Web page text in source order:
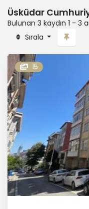
Üsküdar
Bulunan 3 kaydın 1 - 3
Sırala
15